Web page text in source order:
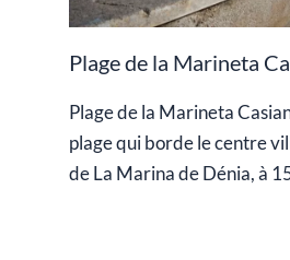
Plage de la Marineta
Plage de la Marineta
plage qui borde le centre
de La Marina de Dénia, à